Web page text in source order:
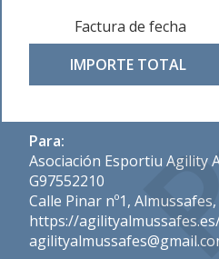
Factura de fecha
IMPORTE TOTAL
Para:
Asociación Esportiu Agility
G97552210
Calle Pinar nº1,
https://